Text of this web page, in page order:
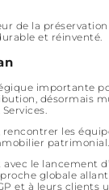
de la
et réinventé.
importante
désormais
les
patrimonial.
le lancement
globale
et à leurs clients